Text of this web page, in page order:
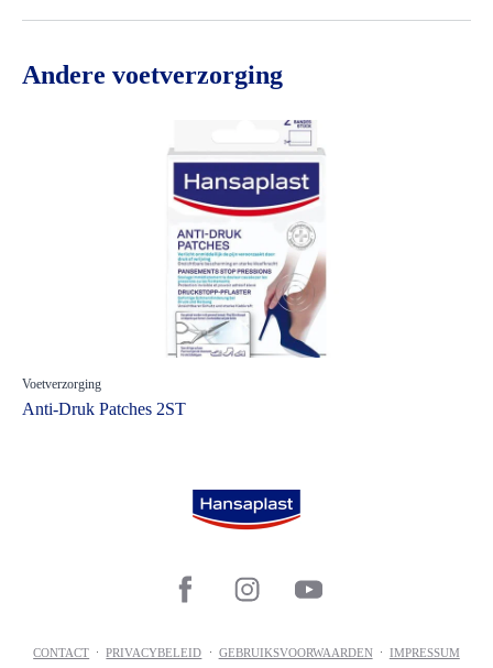
Andere voetverzorging
Voetverzorging
Anti-Druk Patches 2ST
CONTACT PRIVACYBELEID GEBRUIKSVOORWAARDEN
IMPRESSUM